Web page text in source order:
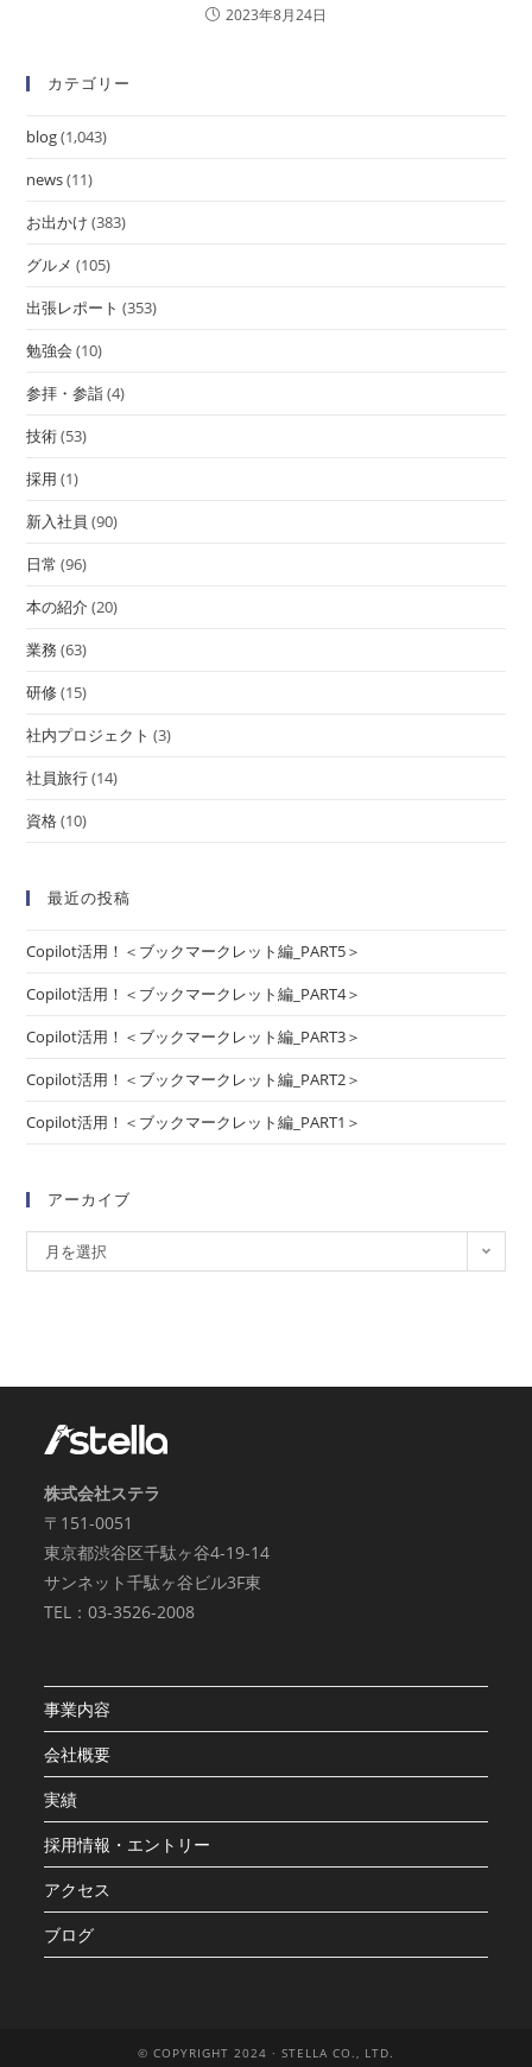
2023年8月24日
カテゴリー
blog(1,043)
news(11)
お出かけ (383)
グルメ (105)
出張レポート (353)
勉強会 (10)
参拝・参詣(4)
技術(53)
採用 (1)
新入社員 (90)
日常 (96)
本の紹介(20)
業務(63)
研修(15)
社内プロジェクト (3)
社員旅行(14)
資格(10)
最近の投稿
Copilot活用！＜ブックマークレット編_PART5＞
Copilot活用！＜ブックマークレット編_PART4＞
Copilot活用！＜ブックマークレット編_PART3＞
Copilot活用！＜ブックマークレット編_PART2＞
Copilot活用！＜ブックマークレット編_PART1＞
アーカイブ
月を選択
株式会社ステラ
〒151-0051
東京都渋谷区千駄ヶ谷4-19-14
サンネット千駄ヶ谷ビル3F東
TEL：03-3526-2008
事業内容
会社概要
実績
採用情報・エントリー
アクセス
ブログ
© COPYRIGHT 2024 · STELLA CO., LTD.